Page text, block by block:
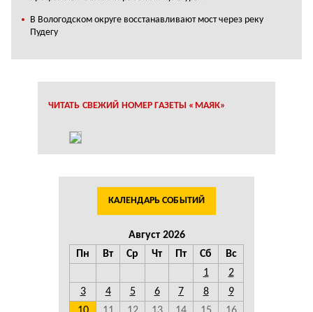
В Вологодском округе восстанавливают мост через реку
Пудегу
ЧИТАТЬ СВЕЖИЙ НОМЕР ГАЗЕТЫ «МАЯК»
КАЛЕНДАРЬ СОБЫТИЙ
Август 2026
Пн
Вт Ср Чт Пт Сб
Вс
1
2
3
4 5 6 7 8
9